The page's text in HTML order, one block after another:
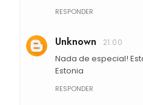
RESPONDER
Unknown 21:00
Nada de especial!
Estonia
RESPONDER